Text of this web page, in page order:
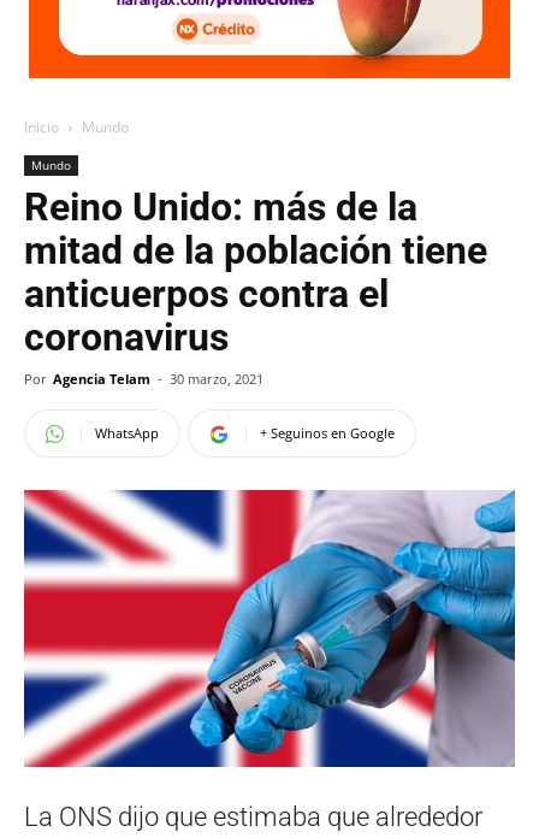
Inicio Mundo
Mundo
Reino Unido: más de la
mitad de la población tiene
anticuerpos contra el
coronavirus
Por Agencia Telam - 30 marzo, 2021
WhatsApp + Seguinos en Google
La ONS dijo que estimaba que alrededor